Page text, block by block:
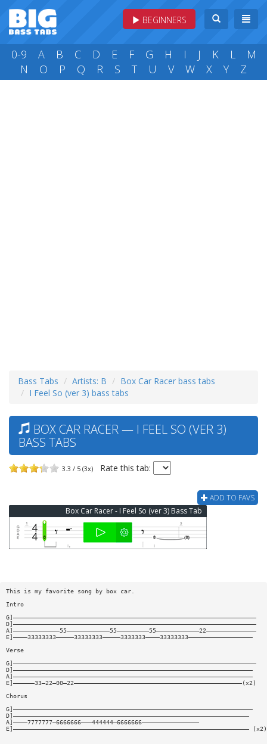
BEGINNERS
0-9 A B C D E F G H I J K L
M
N
O P Q R S T U V W X Y Z
Bass Tabs Artists: B
Box Car Racer bass tabs
I Feel So (ver 3) bass tabs
BOX CAR RACER — I FEEL SO (VER 3)
BASS TABS
3.3 / 5 (3x) Rate this tab:
ADD TO FAVS
Box Car Racer - I Feel So (ver 3) Bass Tab
This is my favorite song by box car.
Intro
G]————————————————————————————————————————————————————————————————————
D]————————————————————————————————————————————————————————————————————
A]—————————————55————————————55—————————55————————————22——————————————
E]————33333333—————33333333—————3333333————33333333——————————————————
Verse
G]————————————————————————————————————————————————————————————————————
D]———————————————————————————————————————————————————————————————————
A]———————————————————————————————————————————————————————————————————
E]——————33—22—00—22———————————————————————————————————————————————(x2)
Chorus
G]———————————————————————————————————————————————————————————————————
D]——————————————————————————————————————————————————————————————————
A]————7777777—6666666———444444—6666666————————————————
E]—————————————————————————————————————————————————————————————————— (x2)